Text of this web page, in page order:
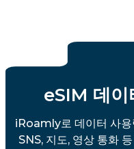
바티칸 시국
eSIM 데이
iRoamly로 데이터 사
SNS, 지도, 영상 통화